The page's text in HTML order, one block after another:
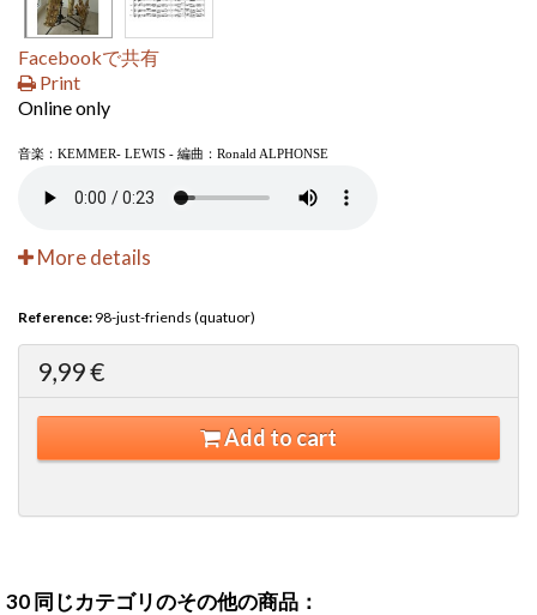
Facebookで共有
Print
Online only
音楽：KEMMER- LEWIS - 編曲：Ronald ALPHONSE
More details
Reference: 98-just-friends (quatuor)
9,99 €
Add to cart
30 同じカテゴリのその他の商品：